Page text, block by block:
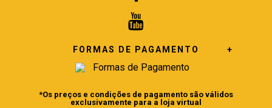
FORMAS DE PAGAMENTO
*Os preços e condições de pagamento são válidos
exclusivamente para a loja virtual